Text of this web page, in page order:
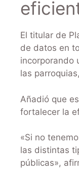
El titular de
de datos en
incorporando
las
Añadió que
fortalecer la
«Si no
las distintas
públicas»,